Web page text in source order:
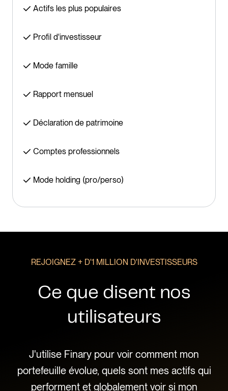
Actifs les plus populaires
Profil d'investisseur
Mode famille
Rapport mensuel
Déclaration de patrimoine
Comptes professionnels
Mode holding (pro/perso)
REJOIGNEZ + D'1 MILLION D'INVESTISSEURS
Ce que disent nos
utilisateurs
J'utilise Finary pour voir comment mon
portefeuille évolue, quels sont mes actifs qui
performent et globalement voir si mon